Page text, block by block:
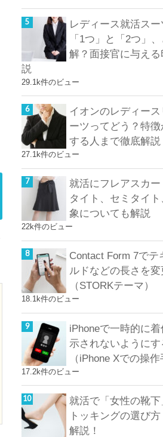
レディース就活ス
「1つ」と「2つ」
解？面接官に与え
説
29.1k件のビュー
イオンのレディー
ーツってどう？特徴
する人まで徹底解説
27.1k件のビュー
就活にフレアスカー
タイト、セミタイ
象についても解説
22k件のビュー
Contact Form 7でテ
ルドなどの長さを
（STORKテーマ）
18.1k件のビュー
iPhoneで一時的に
示されないように
（iPhone Xでの操作
17.2k件のビュー
就活で「女性の靴下
トッキングの選び
解説！